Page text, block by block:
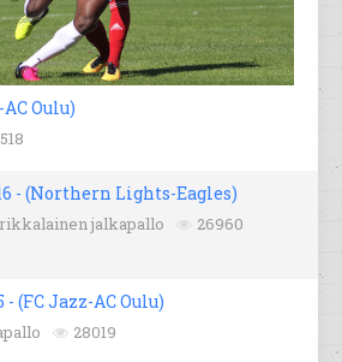
AC Oulu)
- (Northern Lights-Eagles)
jalkapallo 26960
- (FC Jazz-AC Oulu)
28019